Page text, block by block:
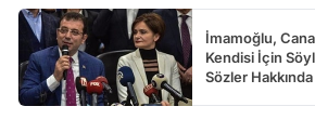
İmamoğlu,
Kendisi İçin
Sözler